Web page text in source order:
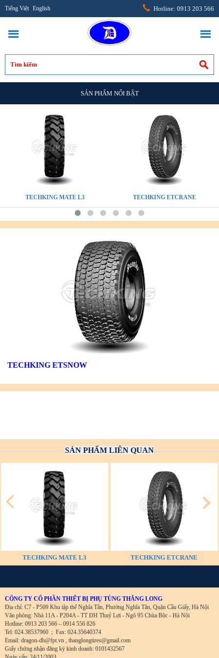
Tiếng Việt English Hotline: 0913 203 566
SẢN PHẨM NỔI BẬT
TECHKING MATE L3 TECHKING ETCRANE
TECHKING ETSNOW
SẢN PHẨM LIÊN QUAN
TECHKING MATE L3 TECHKING ETCRANE
CÔNG TY CỔ PHẦN THIẾT BỊ PHỤ TÙNG THĂNG LONG
Địa chỉ: C7 - P509 Khu tập thể Nghĩa Tân, Phường Nghĩa Tân, Quận Cầu Giấy, Hà Nội
Văn phòng: Nhà 11A - P204A - TT ĐH Thuỷ Lợi - Ngõ 95 Chùa Bộc - Hà Nội
Hotline: 0913 203 566 – 0914 556 826
Tel: 024.38537960 ; Fax: 024.35640374
Email: dragon-dh@fpt.vn , thanglongtires@gmail.com
Giấy chứng nhận đăng ký kinh doanh: 0101432567